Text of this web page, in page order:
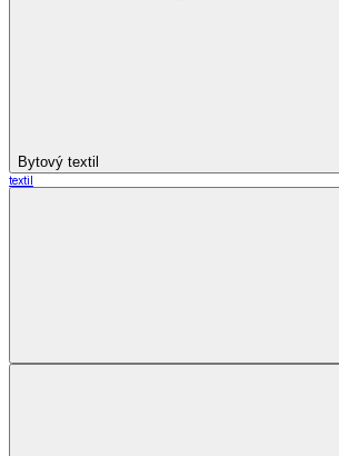
Bytový textil
textil